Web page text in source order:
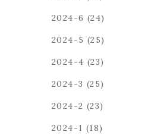
2024-6 (24)
2024-5 (25)
2024-4 (23)
2024-3 (25)
2024-2 (23)
2024-1 (18)